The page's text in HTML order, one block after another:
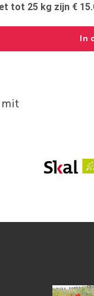
tot 25 kg zijn €
In